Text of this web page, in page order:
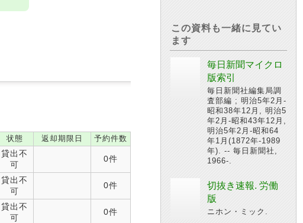
状態 返却期限日 予約件数
貸出不
可
0件
貸出不
可
0件
貸出不
可
0件
この資料も一緒に見てい
ます
毎日新聞マイクロ
版索引
毎日新聞社編集局調
査部編 ; 明治5年2月-
昭和38年12月, 明治5
年2月-昭和43年12月,
明治5年2月-昭和64
年1月(1872年-1989
年). -- 毎日新聞社,
1966-.
切抜き速報. 労働
版
ニホン・ミック.